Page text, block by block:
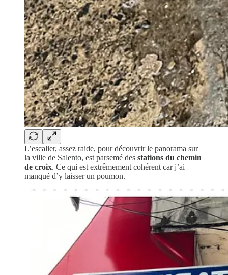
L’escalier, assez raide, pour découvrir le panorama sur
la ville de Salento, est parsemé des stations du chemin
de croix. Ce qui est extrêmement cohérent car j’ai
manqué d’y laisser un poumon.